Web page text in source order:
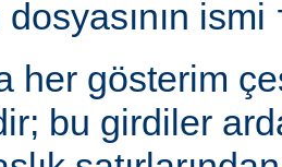
ismi
her gösterim
bu girdiler